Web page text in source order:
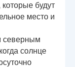
будут
место и
северным
солнце